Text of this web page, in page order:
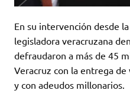
En su intervención desde
legisladora veracruzana
defraudaron a más de 45
Veracruz con la entrega
y con adeudos millonarios.